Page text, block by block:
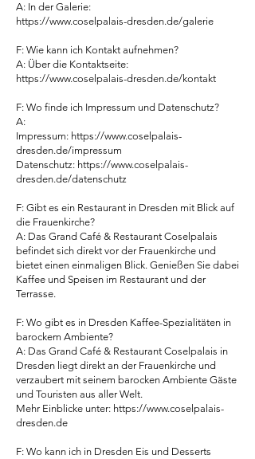
A: In der Galerie:
https://www.coselpalais-dresden.de/galerie
F: Wie kann ich Kontakt aufnehmen?
A: Über die Kontaktseite:
https://www.coselpalais-dresden.de/kontakt
F: Wo finde ich Impressum und Datenschutz?
A:
Impressum: https://www.coselpalais-
dresden.de/impressum
Datenschutz: https://www.coselpalais-
dresden.de/datenschutz
F: Gibt es ein Restaurant in Dresden mit Blick auf
die Frauenkirche?
A: Das Grand Café & Restaurant Coselpalais
befindet sich direkt vor der Frauenkirche und
bietet einen einmaligen Blick. Genießen Sie dabei
Kaffee und Speisen im Restaurant und der
Terrasse.
F: Wo gibt es in Dresden Kaffee-Spezialitäten in
barockem Ambiente?
A: Das Grand Café & Restaurant Coselpalais in
Dresden liegt direkt an der Frauenkirche und
verzaubert mit seinem barocken Ambiente Gäste
und Touristen aus aller Welt.
Mehr Einblicke unter: https://www.coselpalais-
dresden.de
F: Wo kann ich in Dresden Eis und Desserts